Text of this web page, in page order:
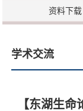
资料下载
学术交流
【东湖生